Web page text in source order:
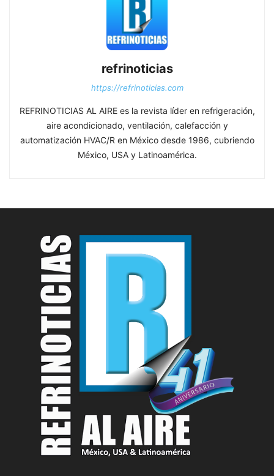
refrinoticias
https://refrinoticias.com
REFRINOTICIAS AL AIRE es la revista líder en refrigeración,
aire acondicionado, ventilación, calefacción y
automatización HVAC/R en México desde 1986, cubriendo
México, USA y Latinoamérica.